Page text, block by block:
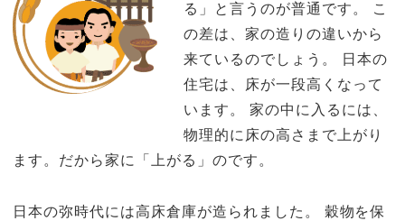
る」と言うのが普通です。 こ
の差は、家の造りの違いから
来ているのでしょう。 日本の
住宅は、床が一段高くなって
います。 家の中に入るには、
物理的に床の高さまで上がり
ます。だから家に「上がる」のです。
日本の弥時代には高床倉庫が造られました。 穀物を保